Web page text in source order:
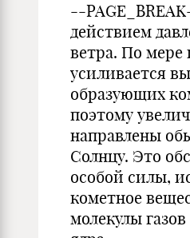
--
действием
ветра. По
усиливается
образующих
поэтому
направлены
Солнцу. Это
особой силы,
кометное
молекулы